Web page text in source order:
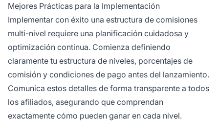
Mejores Prácticas para la Implementación
Implementar con éxito una estructura de comisiones
multi-nivel requiere una planificación cuidadosa y
optimización continua. Comienza definiendo
claramente tu estructura de niveles, porcentajes de
comisión y condiciones de pago antes del lanzamiento.
Comunica estos detalles de forma transparente a todos
los afiliados, asegurando que comprendan
exactamente cómo pueden ganar en cada nivel.